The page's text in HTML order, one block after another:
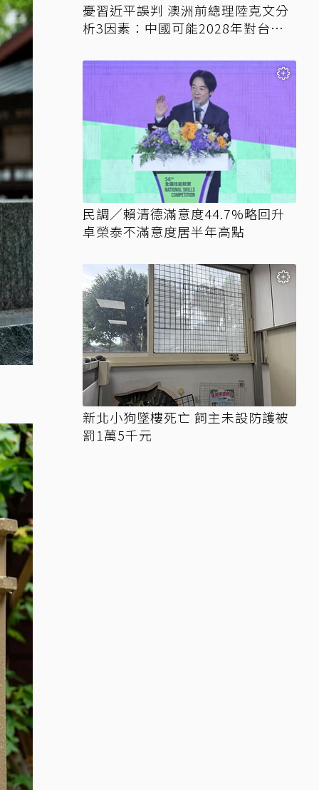
憂習近平誤判 澳洲前總理陸克文分
析3因素：中國可能2028年對台動
民調／賴清德滿意度44.7%略回升
卓榮泰不滿意度居半年高點
新北小狗墜樓死亡 飼主未設防護被
罰1萬5千元